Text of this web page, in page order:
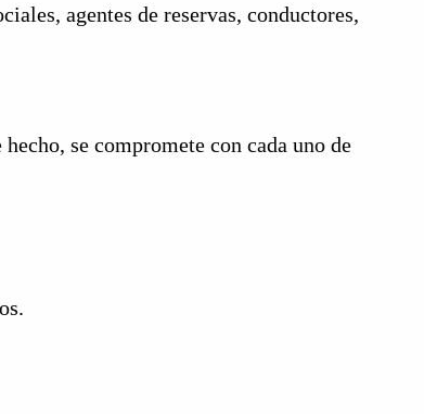
agentes de reservas, conductores,
se compromete con cada uno de